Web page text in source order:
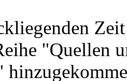
"Quellen